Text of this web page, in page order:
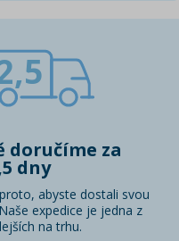
doručíme za
dny
abyste dostali svou
expedice je jedna z
na trhu.